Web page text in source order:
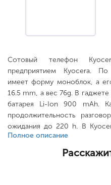
Сотовый телефон
предприятием Kyocera.
имеет форму моноблок, а
16.5 mm, а вес 76g. В гаджете
батарея Li-Ion 900 mAh.
продолжительность
ожидания до 220 h. В
сенсорный дисплей с
помощью носителя нет. .
Полное описание